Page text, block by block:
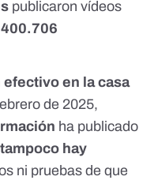
publicaron vídeos
400.706
efectivo en la casa
de 2025,
ha publicado
tampoco hay
ni pruebas de que